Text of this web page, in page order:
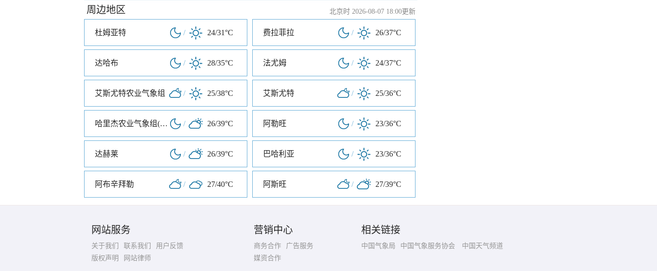
周边地区 北京时 2026-08-07 18:00更新
杜姆亚特 / 24/31°C 费拉菲拉 / 26/37°C
达哈布 / 28/35°C 法尤姆 / 24/37°C
艾斯尤特农业气象组 / 25/38°C 艾斯尤特 / 25/36°C
哈里杰农业气象组(哈里杰农业气象站) / 26/39°C 阿勒旺 / 23/36°C
达赫莱 / 26/39°C 巴哈利亚 / 23/36°C
阿布辛拜勒 / 27/40°C 阿斯旺 / 27/39°C
网站服务
关于我们 联系我们
用户反馈
版权声明
网站律师
营销中心
商务合作
广告服务
媒资合作
相关链接
中国气象局 中国气象服务协会 中国天气频道